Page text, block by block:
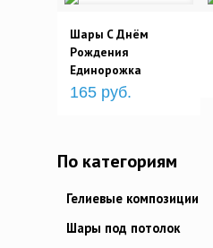
Шары С Днём
Рождения
Единорожка
165 руб.
По категориям
Гелиевые композиции
Шары под потолок